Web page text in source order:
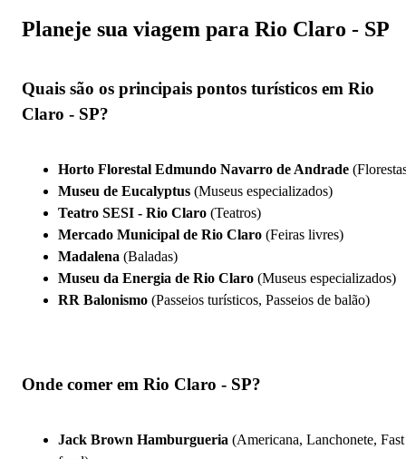
Planeje sua viagem para Rio Claro - SP
Quais são os principais pontos turísticos em Rio
Claro - SP?
Horto Florestal Edmundo Navarro de Andrade
Museu de Eucalyptus (Museus especializados)
Teatro SESI - Rio Claro (Teatros)
Mercado Municipal de Rio Claro (Feiras livres)
Madalena (Baladas)
Museu da Energia de Rio Claro (Museus especializados)
RR Balonismo (Passeios turísticos, Passeios de balão)
Onde comer em Rio Claro - SP?
Jack Brown Hamburgueria (Americana, Lanchonete, Fast